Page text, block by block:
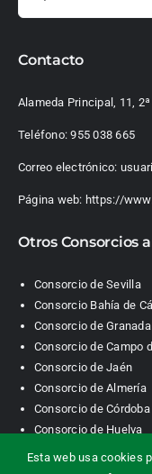
Contacto
Alameda Principal, 11,
Teléfono:955 038 665
Correo electrónico:
Página web: https://
Otros Consorcios
Consorcio de Sevilla
Consorcio Bahía de
Consorcio de Granada
Consorcio de Campo
Consorcio de Jaén
Consorcio de Almería
Consorcio de Córdoba
Consorcio de Huelva
Esta web usa cookies